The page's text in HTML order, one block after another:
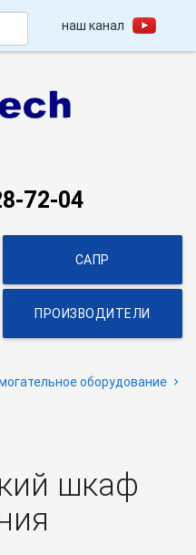
наш канал
72-04
САПР
ПРОИЗВОДИТЕЛИ
оборудование
шкаф